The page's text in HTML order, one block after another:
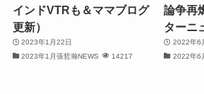
インドVTRも＆ママブログ
更新）
2023年1月22日
2023年1月張哲瀚NEWS
14217
論争再
ターニ
2022年6
2022年6